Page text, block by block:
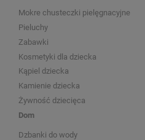
Mokre chusteczki pielęgnacyjne
Pieluchy
Zabawki
Kosmetyki dla dziecka
Kąpiel dziecka
Kamienie dziecka
Żywność dziecięca
Dom
Dzbanki do wody